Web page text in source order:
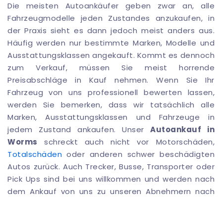
Die meisten Autoankäufer geben zwar an, alle
Fahrzeugmodelle jeden Zustandes anzukaufen, in
der Praxis sieht es dann jedoch meist anders aus.
Häufig werden nur bestimmte Marken, Modelle und
Ausstattungsklassen angekauft. Kommt es dennoch
zum Verkauf, müssen Sie meist horrende
Preisabschläge in Kauf nehmen. Wenn Sie Ihr
Fahrzeug von uns professionell bewerten lassen,
werden Sie bemerken, dass wir tatsächlich alle
Marken, Ausstattungsklassen und Fahrzeuge in
jedem Zustand ankaufen. UnserAutoankauf in
Worms schreckt auch nicht vor Motorschäden,
Totalschäden oder anderen schwer beschädigten
Autos zurück. Auch Trecker, Busse, Transporter oder
Pick Ups sind bei uns willkommen und werden nach
dem Ankauf von uns zu unseren Abnehmern nach